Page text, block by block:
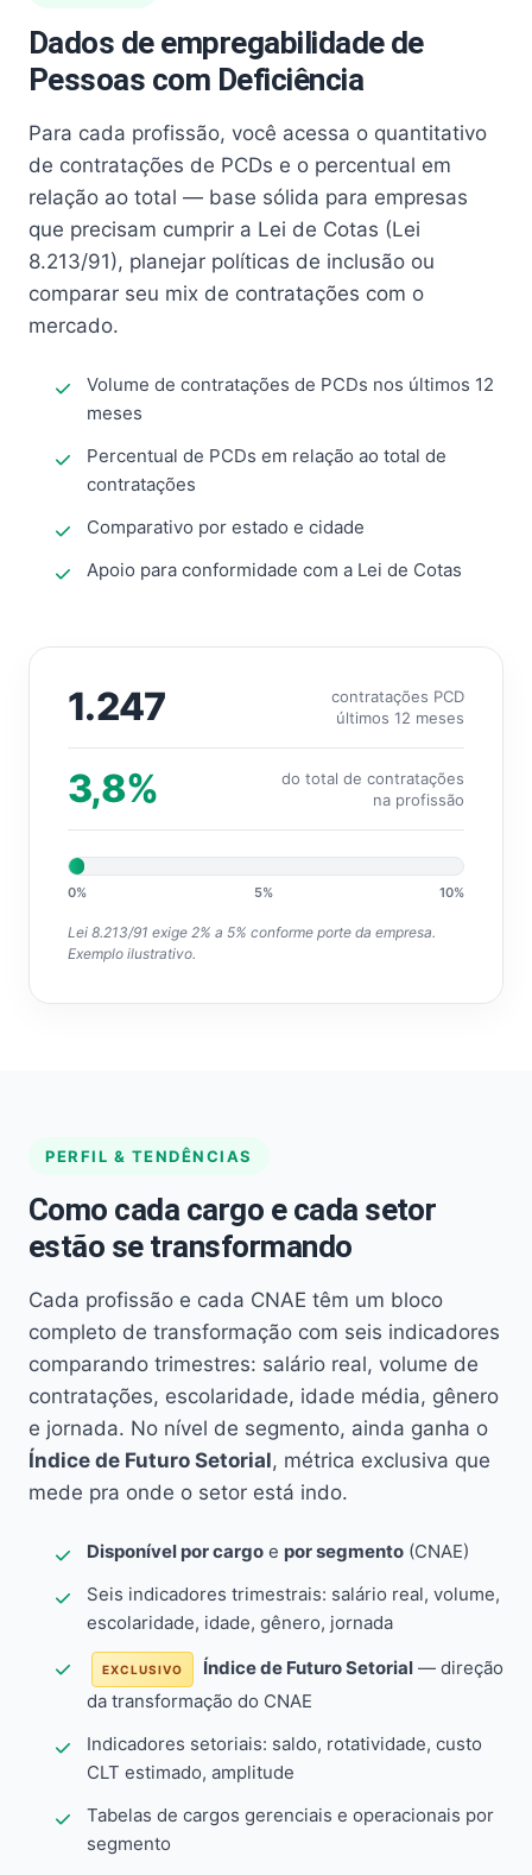
Dados de empregabilidade de
Pessoas com Deficiência
Para cada profissão, você acessa o quantitativo
de contratações de PCDs e o percentual em
relação ao total — base sólida para empresas
que precisam cumprir a Lei de Cotas (Lei
8.213/91), planejar políticas de inclusão ou
comparar seu mix de contratações com o
mercado.
Volume de contratações de PCDs nos últimos 12
meses
Percentual de PCDs em relação ao total de
contratações
Comparativo por estado e cidade
Apoio para conformidade com a Lei de Cotas
1.247
contratações PCD
últimos 12 meses
3,8%
do total de contratações
na profissão
0% 5% 10%
Lei 8.213/91 exige 2% a 5% conforme porte da empresa.
Exemplo ilustrativo.
PERFIL & TENDÊNCIAS
Como cada cargo e cada setor
estão se transformando
Cada profissão e cada CNAE têm um bloco
completo de transformação com seis indicadores
comparando trimestres: salário real, volume de
contratações, escolaridade, idade média, gênero
e jornada. No nível de segmento, ainda ganha o
Índice de Futuro Setorial, métrica exclusiva que
mede pra onde o setor está indo.
Disponível por cargo e por segmento (CNAE)
Seis indicadores trimestrais: salário real, volume,
escolaridade, idade, gênero, jornada
EXCLUSIVO Índice de Futuro Setorial — direção
da transformação do CNAE
Indicadores setoriais: saldo, rotatividade, custo
CLT estimado, amplitude
Tabelas de cargos gerenciais e operacionais por
segmento